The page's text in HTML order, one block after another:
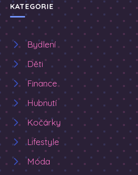
KATEGORIE
Bydlení
Děti
Finance
Hubnutí
Kočárky
Lifestyle
Móda